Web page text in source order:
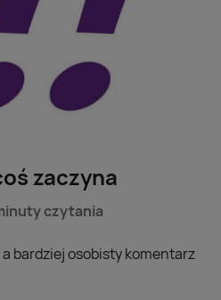
zaczyna
czytania
bardziej osobisty komentarz